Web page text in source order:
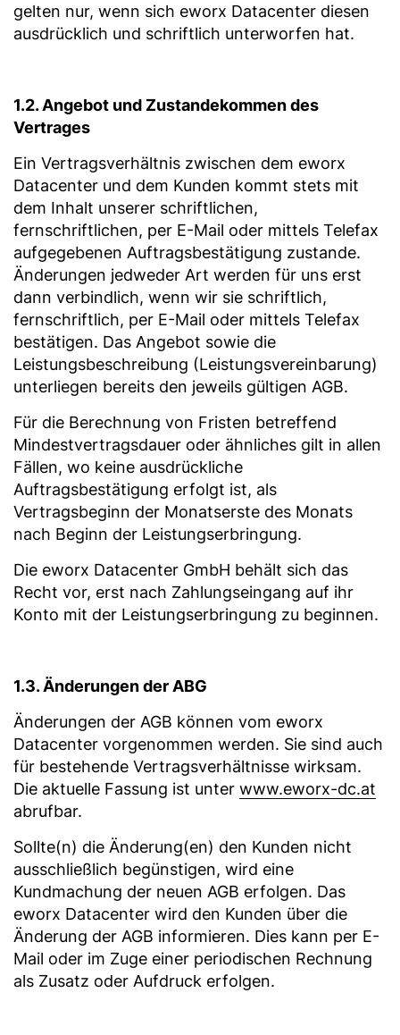
gelten nur, wenn sich eworx Datacenter diesen
ausdrücklich und schriftlich unterworfen hat.
1.2. Angebot und Zustandekommen des
Vertrages
Ein Vertragsverhältnis zwischen dem eworx
Datacenter und dem Kunden kommt stets mit
dem Inhalt unserer schriftlichen,
fernschriftlichen, per E-Mail oder mittels Telefax
aufgegebenen Auftragsbestätigung zustande.
Änderungen jedweder Art werden für uns erst
dann verbindlich, wenn wir sie schriftlich,
fernschriftlich, per E-Mail oder mittels Telefax
bestätigen. Das Angebot sowie die
Leistungsbeschreibung (Leistungsvereinbarung)
unterliegen bereits den jeweils gültigen AGB.
Für die Berechnung von Fristen betreffend
Mindestvertragsdauer oder ähnliches gilt in allen
Fällen, wo keine ausdrückliche
Auftragsbestätigung erfolgt ist, als
Vertragsbeginn der Monatserste des Monats
nach Beginn der Leistungserbringung.
Die eworx Datacenter GmbH behält sich das
Recht vor, erst nach Zahlungseingang auf ihr
Konto mit der Leistungserbringung zu beginnen.
1.3. Änderungen der ABG
Änderungen der AGB können vom eworx
Datacenter vorgenommen werden. Sie sind auch
für bestehende Vertragsverhältnisse wirksam.
Die aktuelle Fassung ist unter www.eworx-dc.at
abrufbar.
Sollte(n) die Änderung(en) den Kunden nicht
ausschließlich begünstigen, wird eine
Kundmachung der neuen AGB erfolgen. Das
eworx Datacenter wird den Kunden über die
Änderung der AGB informieren. Dies kann per E-
Mail oder im Zuge einer periodischen Rechnung
als Zusatz oder Aufdruck erfolgen.